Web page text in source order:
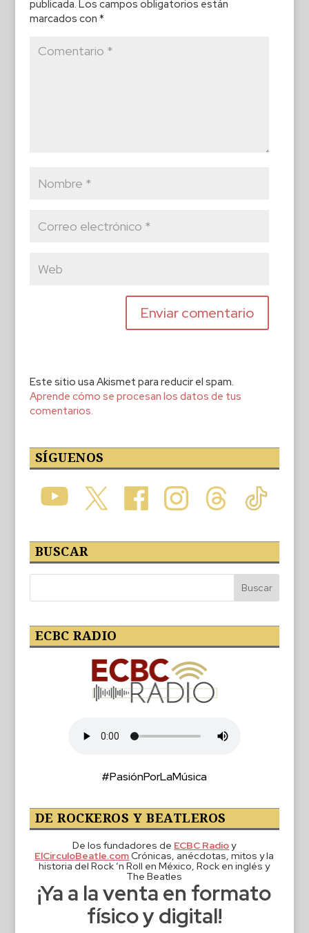
publicada. Los campos obligatorios están
marcados con *
Este sitio usa Akismet para reducir el spam.
Aprende cómo se procesan los datos de tus
comentarios.
SÍGUENOS
BUSCAR
ECBC RADIO
#PasiónPorLaMúsica
DE ROCKEROS Y BEATLEROS
De los fundadores de ECBC Radioy
ElCirculoBeatle.comCrónicas, anécdotas, mitos y la
historia del Rock ‘n Roll en México, Rock en inglés y
The Beatles
¡Ya a la venta en formato
físico y digital!